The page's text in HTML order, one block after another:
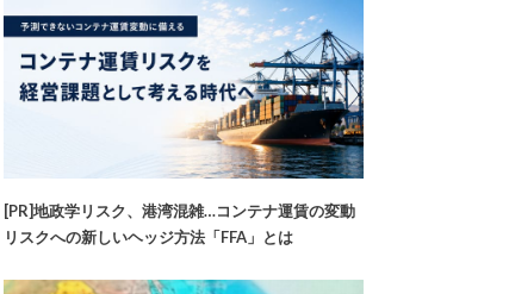
[PR]地政学リスク、港湾混雑…コンテナ運賃の変動
リスクへの新しいヘッジ方法「FFA」とは